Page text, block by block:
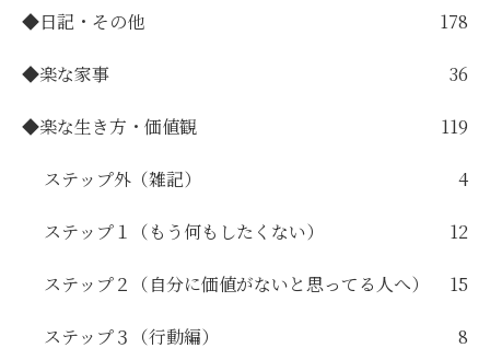
◆日記・その他 178
◆楽な家事 36
◆楽な生き方・価値観 119
ステップ外（雑記） 4
ステップ１（もう何もしたくない） 12
ステップ２（自分に価値がないと思ってる人へ） 15
ステップ３（行動編） 8